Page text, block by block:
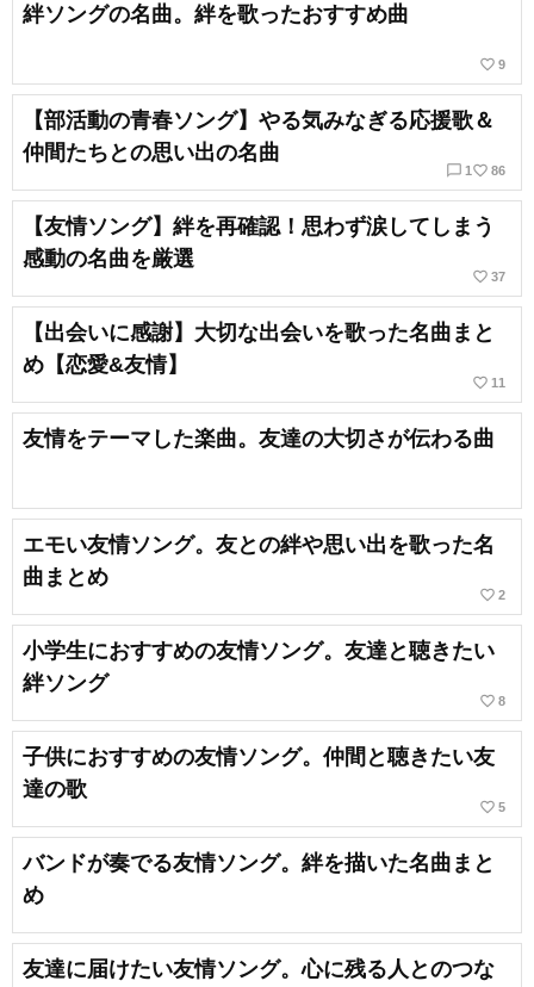
絆ソングの名曲。絆を歌ったおすすめ曲
favorite_border 9
【部活動の青春ソング】やる気みなぎる応援歌＆
仲間たちとの思い出の名曲
chat_bubble_outline 1 favorite_border 86
【友情ソング】絆を再確認！思わず涙してしまう
感動の名曲を厳選
favorite_border 37
【出会いに感謝】大切な出会いを歌った名曲まと
め【恋愛&友情】
favorite_border 11
友情をテーマした楽曲。友達の大切さが伝わる曲
エモい友情ソング。友との絆や思い出を歌った名
曲まとめ
favorite_border 2
小学生におすすめの友情ソング。友達と聴きたい
絆ソング
favorite_border 8
子供におすすめの友情ソング。仲間と聴きたい友
達の歌
favorite_border 5
バンドが奏でる友情ソング。絆を描いた名曲まと
め
友達に届けたい友情ソング。心に残る人とのつな